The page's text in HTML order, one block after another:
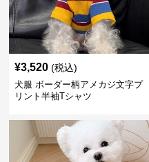
¥3,520 (税込)
犬服 ボーダー柄アメカジ文字プ
リント半袖Tシャツ